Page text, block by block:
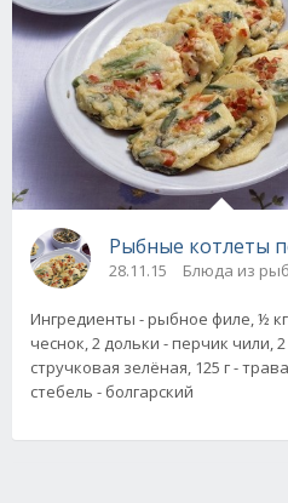
Рыбные котлеты
28.11.15 Блюда из
Ингредиенты - рыбное филе, ½
чеснок, 2 дольки - перчик чили,
стручковая зелёная, 125 г -
стебель - болгарский